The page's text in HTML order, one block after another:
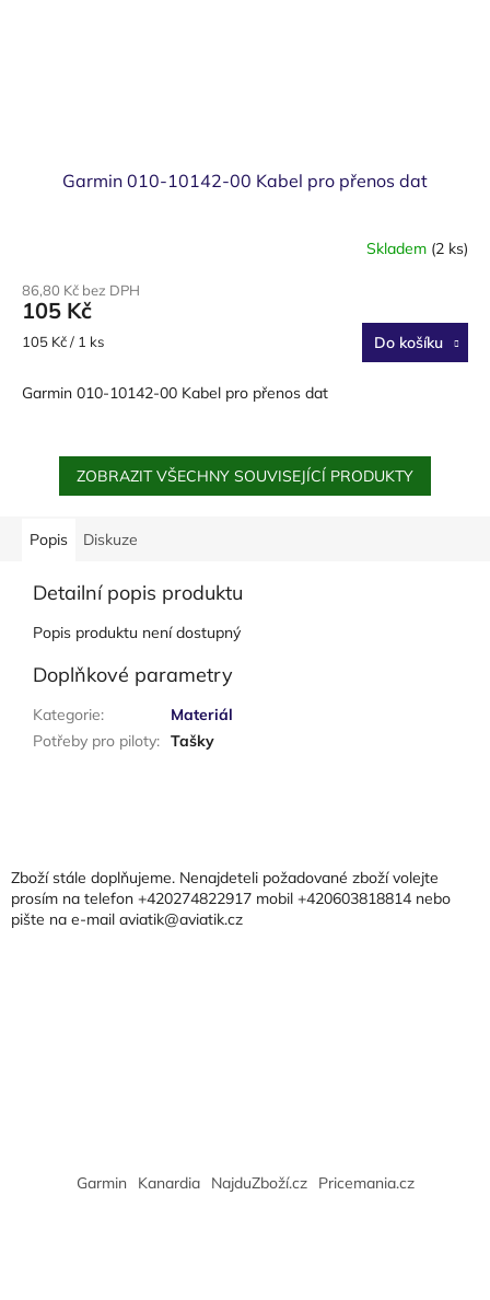
Garmin 010-10142-00 Kabel pro přenos dat
Skladem (2 ks)
86,80 Kč bez DPH
105 Kč
Měrná
105 Kč / 1 ks Do košíku
Garmin 010-10142-00 Kabel pro přenos dat
ZOBRAZIT VŠECHNY SOUVISEJÍCÍ PRODUKTY
Popis Diskuze
Detailní popis produktu
Popis produktu není dostupný
Doplňkové parametry
Kategorie:
Materiál
Potřeby pro piloty: Tašky
aZboží stále doplňujeme. Nenajdeteli požadované zboží volejte
prosím na telefon +420274822917 mobil +420603818814 nebo
pište na e-mail aviatik@aviatik.cz
Garmin Kanardia NajduZboží.cz Pricemania.cz